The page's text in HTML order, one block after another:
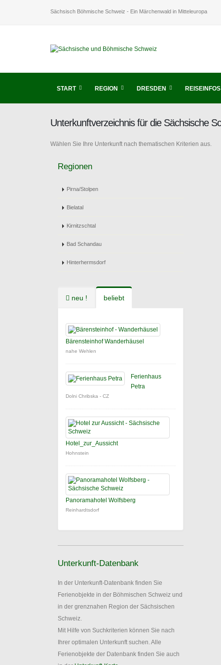
Sächsisch Böhmische Schweiz - Ein Märchenwald in Mitteleuropa
START REGION DRESDEN REISEINFOS
Unterkunftverzeichnis für die Sächsische
Wählen Sie Ihre Unterkunft nach thematischen Kriterien aus.
Regionen
Pirna/Stolpen
Bielatal
Kirnitzschtal
Bad Schandau
Hinterhermsdorf
neu ! beliebt
Bärensteinhof Wanderhäusel
nahe Wehlen
Ferienhaus
Petra
Dolni Chribska - CZ
Hotel_zur_Aussicht
Hohnstein
Panoramahotel Wolfsberg
Reinhardtsdorf
Unterkunft-Datenbank
In der Unterkunft-Datenbank finden Sie
Ferienobjekte in der Böhmischen Schweiz und
in der grenznahen Region der Sächsischen
Schweiz.
Mit Hilfe von Suchkriterien können Sie nach
Ihrer optimalen Unterkunft suchen. Alle
Ferienobjekte der Datenbank finden Sie auch